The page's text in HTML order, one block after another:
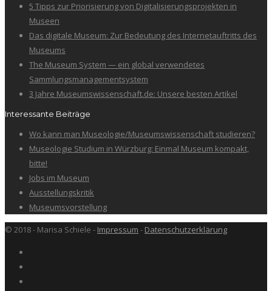
5 Tipps zur Priorisierung von Digitalisierungsprojekten in
Museen
Das digitale Museum: Zur Bedeutung des Internetauftritts des
Museums
The Museum System — ein global verwendetes
Sammlungsmanagementsystem
3 Jahre Museumswissenschaft.de: Unsere besten Artikel
Interessante Beiträge
Wo kann man Museologie/Museumswissenschaft studieren?
Museologie Studium in Würzburg: Einmal Museum kompakt,
bitte!
Jobs im Museum
Ausstellungskritik
Museumsvorstellung
© 2018 - Marisa Schiele - Impressum - Datenschutzerklärung